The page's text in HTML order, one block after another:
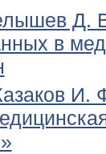
Д.
в
И.